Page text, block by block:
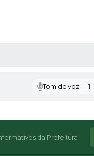
Tom de voz:
da Prefeitura